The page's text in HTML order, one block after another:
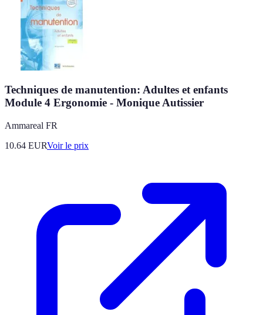
Techniques de manutention: Adultes et enfants
Module 4 Ergonomie - Monique Autissier
Ammareal FR
10.64 EURVoir le prix